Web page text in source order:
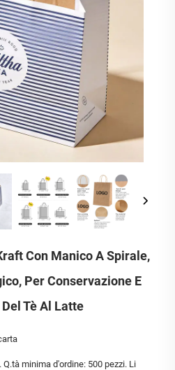
Con Manico A Spirale,
Per Conservazione E
Tè Al Latte
minima d'ordine: 500 pezzi. Li